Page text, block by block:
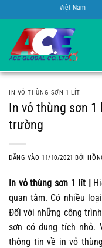
qua
dung
A.C.E Việt Nam
IN VỎ THÙNG SƠN 1 LÍT
In vỏ thùng sơn
trường
ĐĂNG VÀO11/10/2021 BỞI
In vỏ thùng sơn 1 lít |
quan tâm. Có nhiều
Đối với những công
sơn có dung tích nhỏ.
thông tin về in vỏ